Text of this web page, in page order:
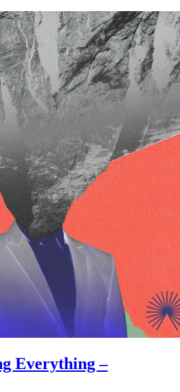
Everything –